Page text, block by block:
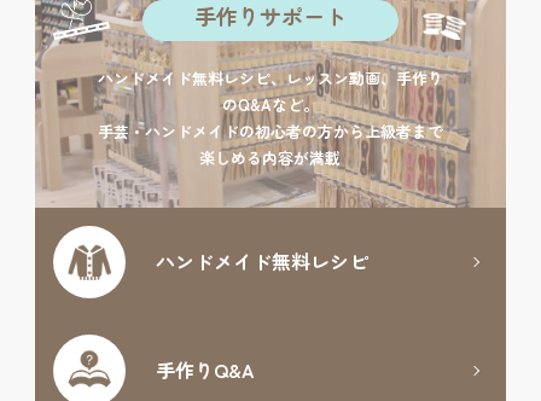
手作りサポート
ハンドメイド無料レシピ、レッスン動画、手作り
のQ&Aなど。
手芸・ハンドメイドの初心者の方から上級者まで
楽しめる内容が満載
ハンドメイド無料レシピ
手作りQ&A